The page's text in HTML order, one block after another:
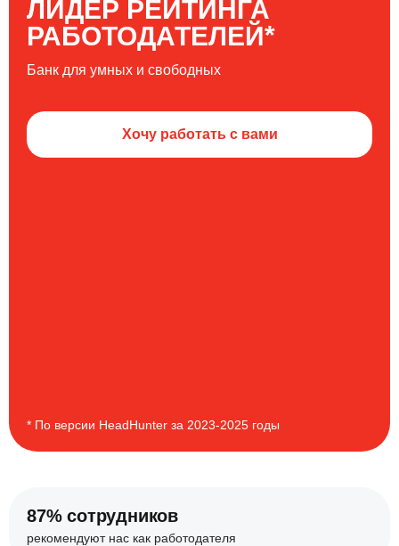
ЛИДЕР РЕЙТИНГА
РАБОТОДАТЕЛЕЙ*
Банк для умных и свободных
Хочу работать с вами
* По версии HeadHunter за 2023-2025 годы
87% сотрудников
рекомендуют нас как работодателя